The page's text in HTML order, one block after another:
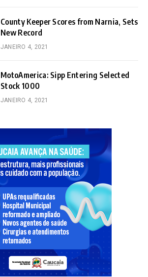
County Keeper Scores from Narnia, Sets
New Record
JANEIRO 4, 2021
MotoAmerica: Sipp Entering Selected
Stock 1000
JANEIRO 4, 2021